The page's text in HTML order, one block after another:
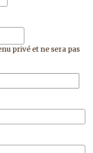
privé et ne sera pas